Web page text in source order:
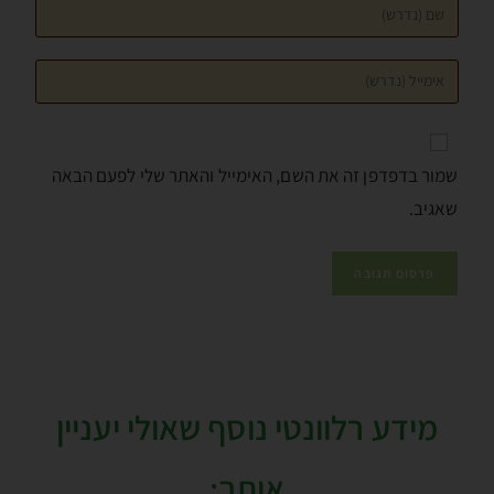
שמור בדפדפן זה את השם, האימייל והאתר שלי לפעם הבאה
שאגיב.
מידע רלוונטי נוסף שאולי יעניין